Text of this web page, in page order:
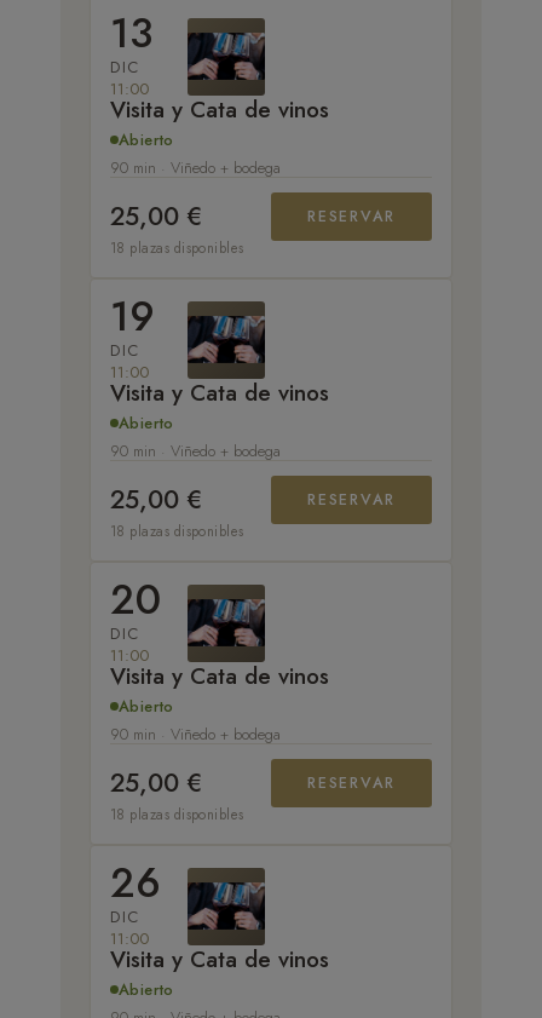
13
DIC
11:00
Visita y Cata de vinos
Abierto
90 min · Viñedo + bodega
25,00 € RESERVAR
18 plazas disponibles
19
DIC
11:00
Visita y Cata de vinos
Abierto
90 min · Viñedo + bodega
25,00 € RESERVAR
18 plazas disponibles
20
DIC
11:00
Visita y Cata de vinos
Abierto
90 min · Viñedo + bodega
25,00 € RESERVAR
18 plazas disponibles
26
DIC
11:00
Visita y Cata de vinos
Abierto